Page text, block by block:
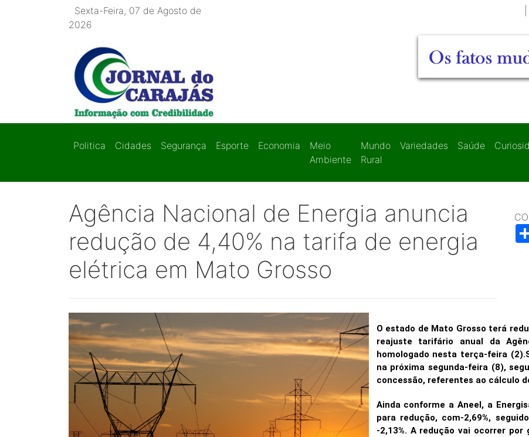
Sexta-Feira, 07 de Agosto de
2026
Politica Cidades Segurança Esporte Economia
Meio
Ambiente
Mundo
Rural
Variedades Saúde
Agência Nacional de Energia anuncia
redução de 4,40% na tarifa de energia
elétrica em Mato Grosso
O estado de Mato Grosso terá
reajuste tarifário anual da
homologado nesta terça-feira
na próxima segunda-feira (8),
concessão, referentes ao cálculo
Ainda conforme a Aneel, a
para redução, com-2,69%,
-2,13%. A redução vai ocorrer